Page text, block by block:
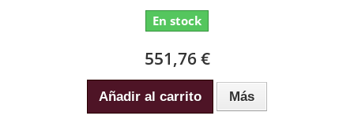
En stock
551,76 €
Añadir al carrito Más